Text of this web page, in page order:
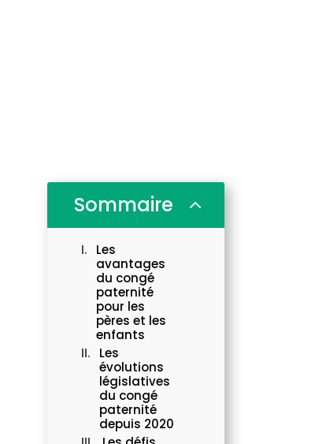
Sommaire 2
Les
avantages
du congé
paternité
pour les
pères et les
enfants
Les
évolutions
législatives
du congé
paternité
depuis 2020